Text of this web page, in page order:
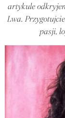
artykule
Lwa.
pasji,